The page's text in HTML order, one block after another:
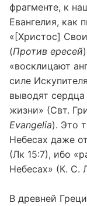
фрагменте, к
Евангелия, как
«[Христос]
(Против ересей
«восклицают
силе
выводят
жизни» (Свт.
Evangelia). Это
Небесах даже
(Лк 15:7), ибо
Небесах» (К. С.
В древней